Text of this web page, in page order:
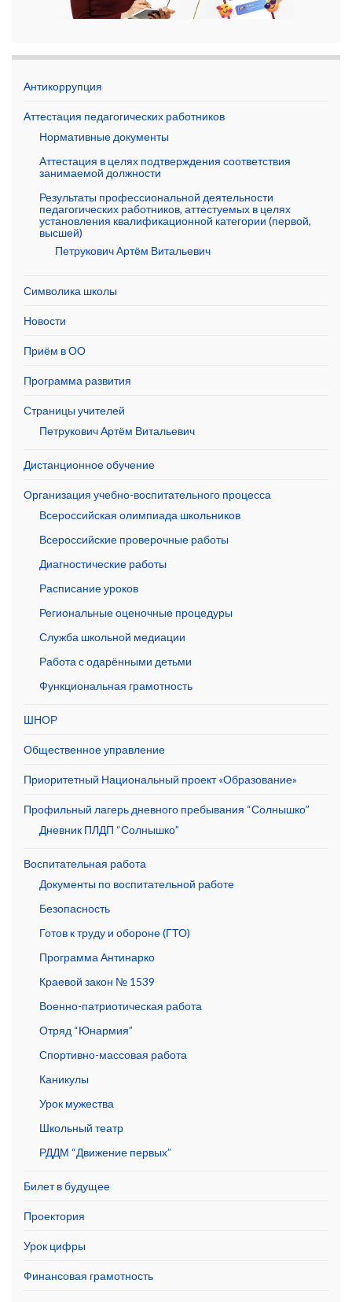
Антикоррупция
Аттестация педагогических работников
Нормативные документы
Аттестация в целях подтверждения соответствия
занимаемой должности
Результаты профессиональной деятельности
педагогических работников, аттестуемых в целях
установления квалификационной категории (первой,
высшей)
Петрукович Артём Витальевич
Символика школы
Новости
Приём в ОО
Программа развития
Страницы учителей
Петрукович Артём Витальевич
Дистанционное обучение
Организация учебно-воспитательного процесса
Всероссийская олимпиада школьников
Всероссийские проверочные работы
Диагностические работы
Расписание уроков
Региональные оценочные процедуры
Служба школьной медиации
Работа с одарёнными детьми
Функциональная грамотность
ШНОР
Общественное управление
Приоритетный Национальный проект «Образование»
Профильный лагерь дневного пребывания “Солнышко”
Дневник ПЛДП “Солнышко”
Воспитательная работа
Документы по воспитательной работе
Безопасность
Готов к труду и обороне (ГТО)
Программа Антинарко
Краевой закон № 1539
Военно-патриотическая работа
Отряд “Юнармия”
Спортивно-массовая работа
Каникулы
Урок мужества
Школьный театр
РДДМ “Движение первых”
Билет в будущее
Проектория
Урок цифры
Финансовая грамотность